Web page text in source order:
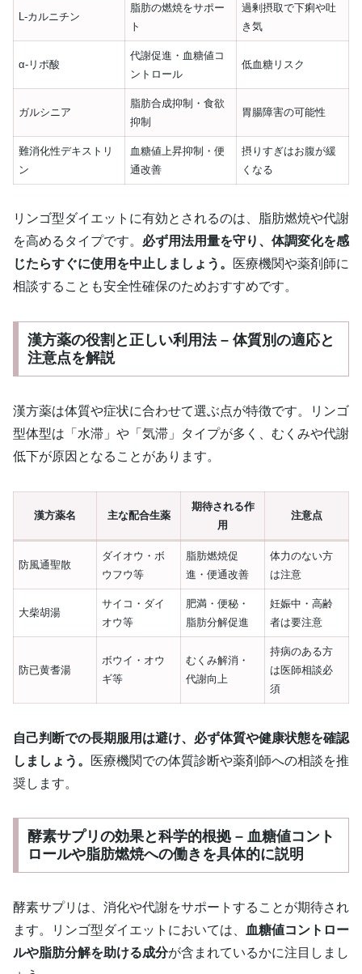
L-カルニチン
脂肪の燃焼をサポー
ト
過剰摂取で下痢や吐
き気
α-リポ酸
代謝促進・血糖値コ
ントロール
低血糖リスク
ガルシニア
脂肪合成抑制・食欲
抑制
胃腸障害の可能性
難消化性デキストリ
ン
血糖値上昇抑制・便
通改善
摂りすぎはお腹が緩
くなる
リンゴ型ダイエットに有効とされるのは、脂肪燃焼や代謝
を高めるタイプです。 必ず用法用量を守り、体調変化を感
じたらすぐに使用を中止しましょう。
医療機関や薬剤師に
相談することも安全性確保のためおすすめです。
漢方薬の役割と正しい利用法 – 体質別の適応と
注意点を解説
漢方薬は体質や症状に合わせて選ぶ点が特徴です。リンゴ
型体型は「水滞」や「気滞」タイプが多く、むくみや代謝
低下が原因となることがあります。
漢方薬名 主な配合生薬
期待される作
用
注意点
防風通聖散
ダイオウ・ボ
ウフウ等
脂肪燃焼促
進・便通改善
体力のない方
は注意
大柴胡湯
サイコ・ダイ
オウ等
肥満・便秘・
脂肪分解促進
妊娠中・高齢
者は要注意
防已黄耆湯
ボウイ・オウ
ギ等
むくみ解消・
代謝向上
持病のある方
は医師相談必
須
自己判断での長期服用は避け、必ず体質や健康状態を確認
しましょう。
医療機関での体質診断や薬剤師への相談を推
奨します。
酵素サプリの効果と科学的根拠 – 血糖値コント
ロールや脂肪燃焼への働きを具体的に説明
酵素サプリは、消化や代謝をサポートすることが期待され
ます。リンゴ型ダイエットにおいては、
血糖値コントロー
ルや脂肪分解を助ける成分が含まれているかに注目しまし